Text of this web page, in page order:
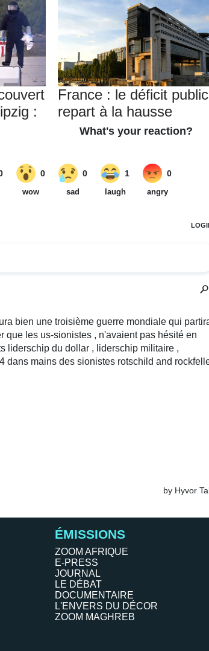
:
France : le déficit public
repart à la hausse
ÉMISSIONS
ZOOM AFRIQUE
E-PRESS
JOURNAL
LE DÉBAT
DOCUMENTAIRE
L'ENVERS DU DÉCOR
ZOOM MAGHREB